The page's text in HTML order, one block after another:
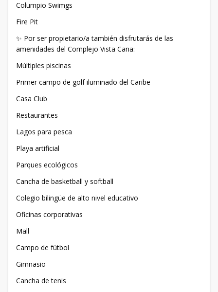
Columpio Swimgs
Fire Pit
✨ Por ser propietario/a también disfrutarás de las
amenidades del Complejo Vista Cana:
Múltiples piscinas
Primer campo de golf iluminado del Caribe
Casa Club
Restaurantes
Lagos para pesca
Playa artificial
Parques ecológicos
Cancha de basketball y softball
Colegio bilingüe de alto nivel educativo
Oficinas corporativas
Mall
Campo de fútbol
Gimnasio
Cancha de tenis